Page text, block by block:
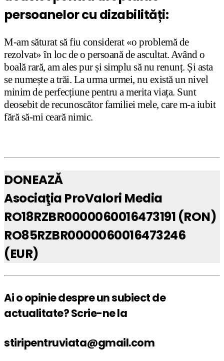
persoanelor cu dizabilități:
M-am săturat să fiu considerat «o problemă de
rezolvat» în loc de o persoană de ascultat. Având o
boală rară, am ales pur și simplu să nu renunț. Și asta
se numește a trăi. La urma urmei, nu există un nivel
minim de perfecțiune pentru a merita viața. Sunt
deosebit de recunoscător familiei mele, care m-a iubit
fără să-mi ceară nimic.
DONEAZĂ
Asociaţia ProValori Media
RO18RZBR0000060016473191 (RON)
RO85RZBR0000060016473246
(EUR)
Ai o opinie despre un subiect de
actualitate? Scrie-ne la
stiripentruviata@gmail.com